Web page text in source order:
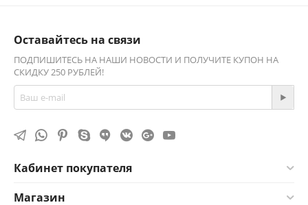
Оставайтесь на связи
ПОДПИШИТЕСЬ НА НАШИ НОВОСТИ И ПОЛУЧИТЕ КУПОН НА
СКИДКУ 250 РУБЛЕЙ!
Кабинет покупателя
Магазин